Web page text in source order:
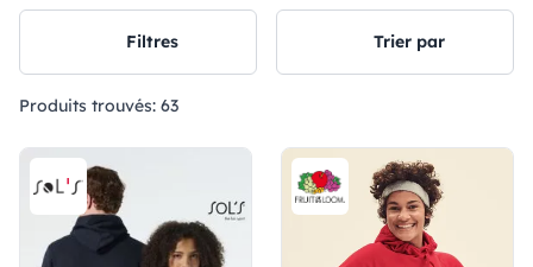
Filtres Trier par
Produits trouvés: 63